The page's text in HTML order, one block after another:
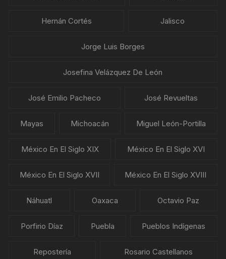
Hernán Cortés Jalisco
Jorge Luis Borges
Josefina Velázquez De León
José Emilio Pacheco José Revueltas
Mayas Michoacán Miguel León-Portilla
México En El Siglo XIX México En El Siglo XVI
México En El Siglo XVII México En El Siglo XVIII
Náhuatl Oaxaca Octavio Paz
Porfirio Díaz Puebla Pueblos Indígenas
Repostería Rosario Castellanos